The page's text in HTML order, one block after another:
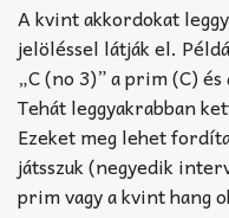
TABok
Improvizáció
A kvint akkordokat
jelöléssel látják el.
„C (no 3)” a prim (C)
Tehát leggyakrabban
Ezeket meg lehet
játsszuk (negyedik
prim vagy a kvint hang